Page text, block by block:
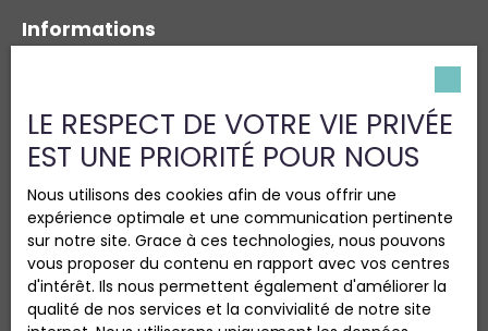
Informations
Mentions légales
Politique de confidentialité
Plan du site
Gérer les cookies
Propulsé par
LE RESPECT DE VOTRE VIE PRIVÉE
EST UNE PRIORITÉ POUR NOUS
Nous utilisons des cookies afin de vous offrir une
expérience optimale et une communication pertinente
sur notre site. Grace à ces technologies, nous pouvons
vous proposer du contenu en rapport avec vos centres
d'intérêt. Ils nous permettent également d'améliorer la
qualité de nos services et la convivialité de notre site